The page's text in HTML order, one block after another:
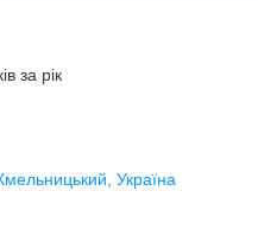
за рік
Україна